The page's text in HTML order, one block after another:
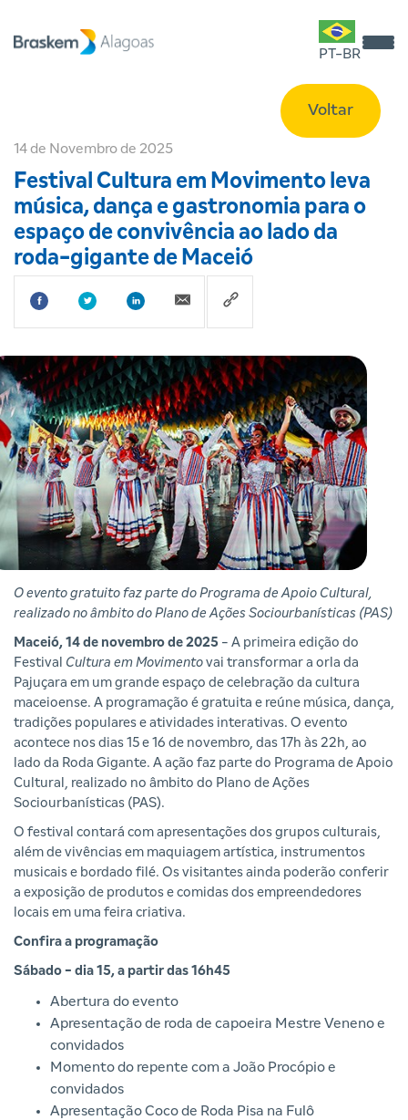
PT-BR
Voltar
14 de Novembro de 2025
Festival Cultura em Movimento leva
música, dança e gastronomia para o
espaço de convivência ao lado da
roda-gigante de Maceió
O evento gratuito faz parte do Programa de Apoio Cultural,
realizado no âmbito do Plano de Ações Sociourbanísticas (PAS)
Maceió, 14 de novembro de 2025 - A primeira edição do
Festival Cultura em Movimento vai transformar a orla da
Pajuçara em um grande espaço de celebração da cultura
maceioense. A programação é gratuita e reúne música, dança,
tradições populares e atividades interativas. O evento
acontece nos dias 15 e 16 de novembro, das 17h às 22h, ao
lado da Roda Gigante. A ação faz parte do Programa de Apoio
Cultural, realizado no âmbito do Plano de Ações
Sociourbanísticas (PAS).
O festival contará com apresentações dos grupos culturais,
além de vivências em maquiagem artística, instrumentos
musicais e bordado filé. Os visitantes ainda poderão conferir
a exposição de produtos e comidas dos empreendedores
locais em uma feira criativa.
Confira a programação
Sábado - dia 15, a partir das 16h45
Abertura do evento
Apresentação de roda de capoeira Mestre Veneno e
convidados
Momento do repente com a João Procópio e
convidados
Apresentação Coco de Roda Pisa na Fulô